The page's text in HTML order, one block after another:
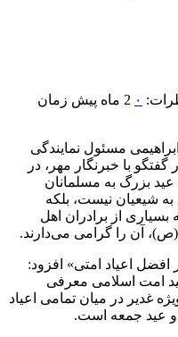
۰ 2 ماه پیش
زمان
مسئول نمایندگی
با خبرنگار مهر، در
عید بزرگ به مسلمانان
به شیعیان نیست، بلکه
از برادران اهل
آن را گرامی می‌دارند.
افضل اعیاد امتی» افزود:
امت اسلامی معرفی
غدیر در میان تمامی اعیاد
و عید جمعه است.